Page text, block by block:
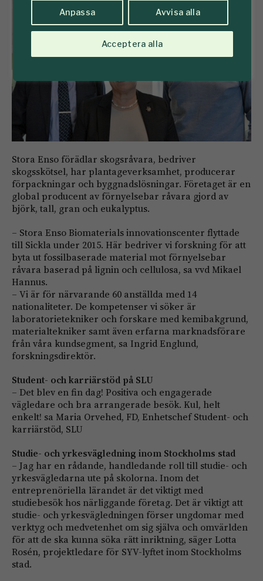
Anpassa Avvisa alla
Acceptera alla
Stora Enso förädlar skogsråvara, bedriver
skogsskötsel, har plantageverksamhet, producerar
förpackningar och byggnadslösningar. Företaget är en
global producent av förnyelsebar råvara gjord av
björk, tall, gran och eukalyptus.
– Stora Enso Biomaterials innovationscenter flyttade
till Sickla under 2015. Här bedriver vi forskning för att
byta ut fossilbaserade material mot förnyelsebar
råvara baserad på lignin och cellulosa, sa vvd Mikael
Hannus.
– Vi är för närvarande 60 anställda med 14
nationaliteter. De kompetenser vi söker är
laboratorietekniker och forskare med kemibakgrund,
materialtekniker samt även erfarna marknadsförare
från våra kundsegment, sa Ingrid Englund,
forskningsdirektör.
Student- och karriärstöd på SLU
– Det blev en fin dag! Positiva och engagerade
vägledare och bra arrangerade besök. Kul, helt
enkelt! sa Maria Orvehed, FD, Enhetschef Student- och
karriärstöd, SLU
Studie- och yrkesvägledning inom Stockholms stad
– Jag har en rådande, handledande roll till studie- och
yrkesvägledarna ute på skolorna. Inom det
entreprenöriella lärandet är det viktigt med
studiebesök hos närliggande företag. Det är viktigt att
studie- och yrkesvägledningen förser ungdomar med
verktyg och medvetenhet om sig själva och omvärlden
för att de ska kunna söka rätt inriktning, säger Lotta
Rosén, projektledare för SYV-lyftet inom Stockholms
stad.